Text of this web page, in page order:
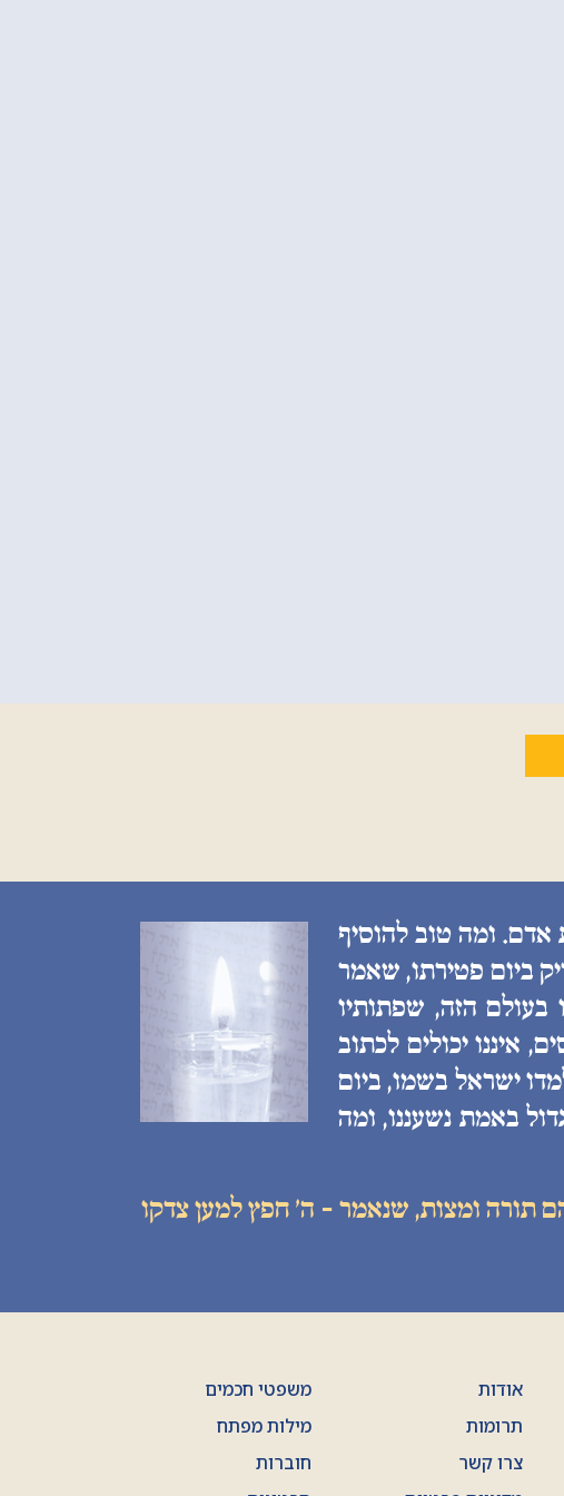
אדם. ומה טוב להוסיף
ביום פטירתו, שאמר
בעולם הזה, שפתותיו
איננו יכולים לכתוב
ישראל בשמו, ביום
באמת נשעננו, ומה
תורה ומצות, שנאמר - ה׳ חפץ למען צדקו
אודות
תרומות
צרו קשר
משפטי חכמים
מילות מפתח
חוברות